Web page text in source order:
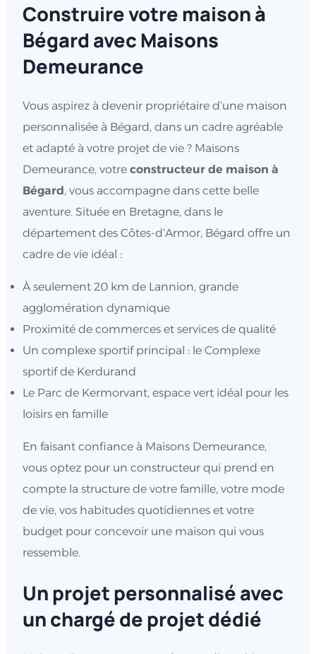
Construire votre maison à
Bégard avec Maisons
Demeurance
Vous aspirez à devenir propriétaire d’une maison
personnalisée à Bégard, dans un cadre agréable
et adapté à votre projet de vie ? Maisons
Demeurance, votre constructeur de maison à
Bégard, vous accompagne dans cette belle
aventure. Située en Bretagne, dans le
département des Côtes-d’Armor, Bégard offre un
cadre de vie idéal :
À seulement 20 km de Lannion, grande
agglomération dynamique
Proximité de commerces et services de qualité
Un complexe sportif principal : le Complexe
sportif de Kerdurand
Le Parc de Kermorvant, espace vert idéal pour les
loisirs en famille
En faisant confiance à Maisons Demeurance,
vous optez pour un constructeur qui prend en
compte la structure de votre famille, votre mode
de vie, vos habitudes quotidiennes et votre
budget pour concevoir une maison qui vous
ressemble.
Un projet personnalisé avec
un chargé de projet dédié